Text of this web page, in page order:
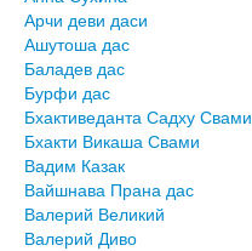
Арчи деви даси
Ашутоша дас
Баладев дас
Бурфи дас
Бхактиведанта Садху Свами
Бхакти Викаша Свами
Вадим Казак
Вайшнава Прана дас
Валерий Великий
Валерий Диво